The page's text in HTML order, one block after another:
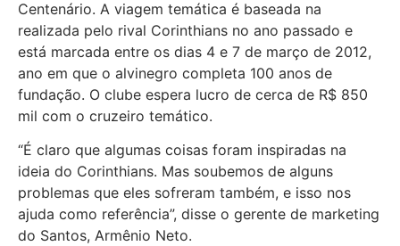
Centenário. A viagem temática é baseada na
realizada pelo rival Corinthians no ano passado e
está marcada entre os dias 4 e 7 de março de 2012,
ano em que o alvinegro completa 100 anos de
fundação. O clube espera lucro de cerca de R$ 850
mil com o cruzeiro temático.
“É claro que algumas coisas foram inspiradas na
ideia do Corinthians. Mas soubemos de alguns
problemas que eles sofreram também, e isso nos
ajuda como referência”, disse o gerente de marketing
do Santos, Armênio Neto.